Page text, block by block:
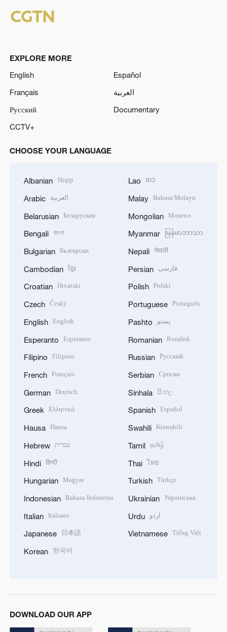
EXPLORE MORE
English
Español
Français
العربية
Русский
Documentary
CCTV+
CHOOSE YOUR LANGUAGE
Albanian Shqip
Arabic العربية
Belarusian Беларуская
Bengali বাংলা
Bulgarian Български
Cambodian ខ្មែរ
Croatian Hrvatski
Czech Český
English English
Esperanto Esperanto
Filipino Filipino
French Français
German Deutsch
Greek Ελληνικά
Hausa Hausa
Hebrew עברית
Hindi हिन्दी
Hungarian Magyar
Indonesian Bahasa Indonesia
Italian Italiano
Japanese 日本語
Korean 한국어
Lao ລາວ
Malay Bahasa Melayu
Mongolian Монгол
Myanmar မြန်မာဘာသာ
Nepali नेपाली
Persian فارسی
Polish Polski
Portuguese Português
Pashto پښتو
Romanian Română
Russian Русский
Serbian Српски
Sinhala සිංහල
Spanish Español
Swahili Kiswahili
Tamil தமிழ்
Thai ไทย
Turkish Türkçe
Ukrainian Українська
Urdu اردو
Vietnamese Tiếng Việt
DOWNLOAD OUR APP